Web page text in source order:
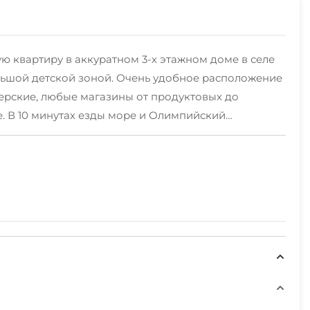
квартиру в аккуратном 3-х этажном доме в селе
детской зоной. Очень удобное расположение
любые магазины от продуктовых до
В 10 минутах езды море и Олимпийский
есть всё необходимое для проживания 4-х
бельё, полотенца, посуда, утюг,
объектов добираться 8 минут на
отъезд до 12:00